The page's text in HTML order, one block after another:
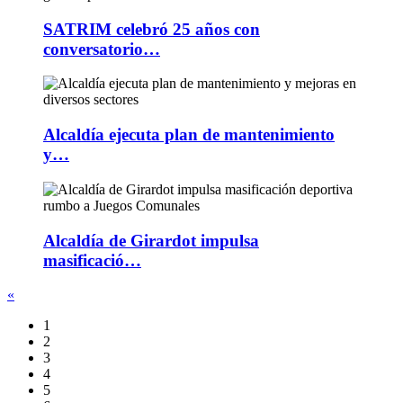
SATRIM celebró 25 años con
conversatorio…
Alcaldía ejecuta plan de mantenimiento
y…
Alcaldía de Girardot impulsa
masificació…
«
1
2
3
4
5